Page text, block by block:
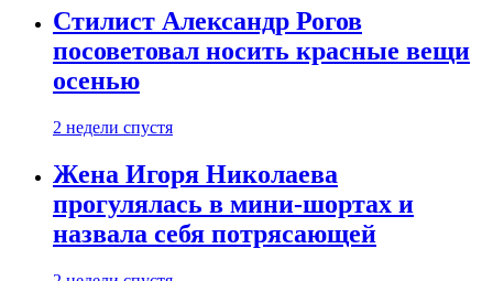
Стилист Александр Рогов
посоветовал носить красные вещи
осенью
2 недели спустя
Жена Игоря Николаева
прогулялась в мини-шортах и
назвала себя потрясающей